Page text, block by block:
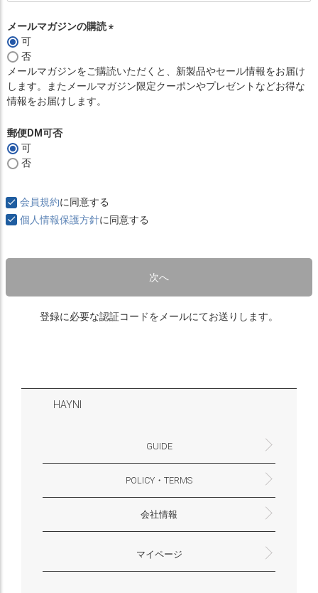
須
メールマガジンの購読
須
)
可
否
メールマガジンをご購読いただくと、新製品やセール情報をお届け
します。またメールマガジン限定クーポンやプレゼントなどお得な
情報をお届けします。
郵便DM可否
可
否
会員規約に同意する
個人情報保護方針に同意する
次へ
登録に必要な認証コードをメールにてお送りします。
HAYNI
GUIDE
よくあるご質問・お問合せ
お支払いについて
配送・送料について
ギフトサービスについて
一緒に働く？(HAYNI採用情報サイトへ)
for Foreigners (overseas delivery)
POLICY・TERMS
返品・交換について
プライバシーポリシー
特定商取引法に基づく表示
外部送信ポリシー
会社情報
大阪府大阪市淀川区十八条3-9-35
電話番号：06-6868-9671
※お電話でのお問合せ受付は行っておりません
メール：support@hayni.jp
お問い合わせはこちらからお願いいたします
営業時間：10：00～15：00（金曜日は14：00ま
定休日： 土・日・祝祭日
※土日祝祭日はお休みをいただきます。
メールの返信は翌営業日となりますので、ご了承
マイページ